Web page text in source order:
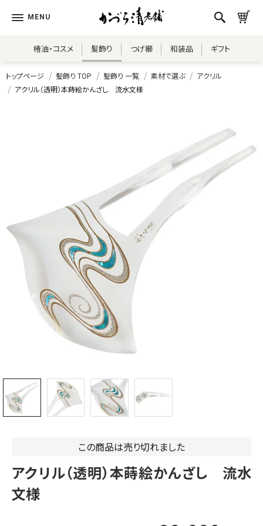
椿油・コスメ 髪飾り つげ櫛 和装品 ギフト
トップページ 髪飾り TOP 髪飾り 一覧 素材で選ぶ
アクリル
アクリル（透明）本蒔絵かんざし 流水文様
この商品は売り切れました
アクリル（透明）本蒔絵かんざし 流水
文様